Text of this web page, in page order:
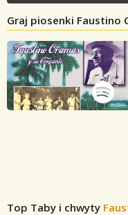
Graj piosenki Faustino
Top Taby i chwyty